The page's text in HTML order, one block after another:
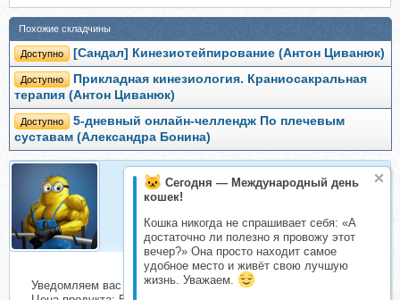
Сегодня — Международный день
кошек!
Кошка никогда не спрашивает себя: «А
достаточно ли полезно я провожу этот
вечер?» Она просто находит самое
удобное место и живёт свою лучшую
жизнь. Уважаем.
Похожие складчины
Доступно [Сандал] Кинезиотейпирование (Антон Циванюк)
Доступно
Прикладная кинезиология. Краниосакральная
терапия (Антон Циванюк)
Доступно
5-дневный онлайн-челлендж По плечевым
суставам (Александра Бонина)
Уведомляем вас о начале сбора взносов.